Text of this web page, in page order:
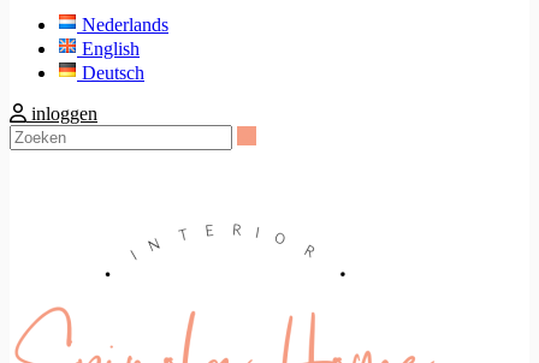
Nederlands
English
Deutsch
inloggen